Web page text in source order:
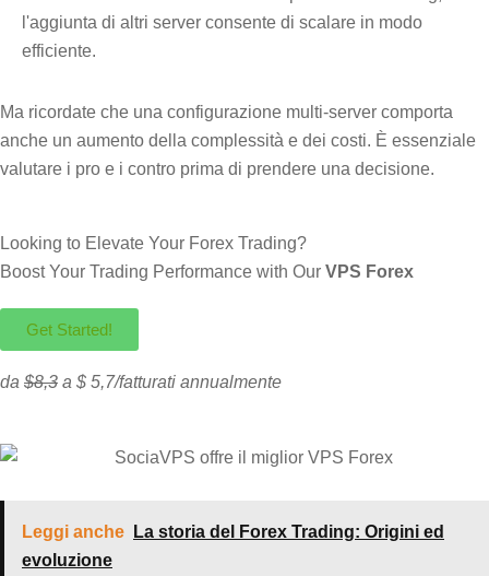
l'aggiunta di altri server consente di scalare in modo
efficiente.
Ma ricordate che una configurazione multi-server comporta
anche un aumento della complessità e dei costi. È essenziale
valutare i pro e i contro prima di prendere una decisione.
Looking to Elevate Your Forex Trading?
Boost Your Trading Performance with Our VPS Forex
Get Started!
da $8,3 a $ 5,7/fatturati annualmente
Leggi anche
La storia del Forex Trading: Origini ed
evoluzione